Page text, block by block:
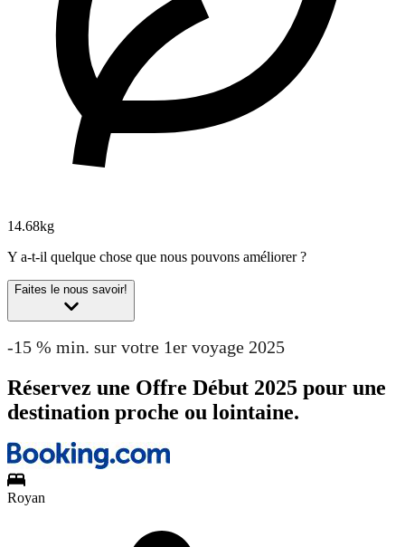
14.68kg
Y a-t-il quelque chose que nous pouvons améliorer ?
Faites le nous savoir!
-15 % min. sur votre 1er voyage 2025
Réservez une Offre Début 2025 pour une
destination proche ou lointaine.
Royan